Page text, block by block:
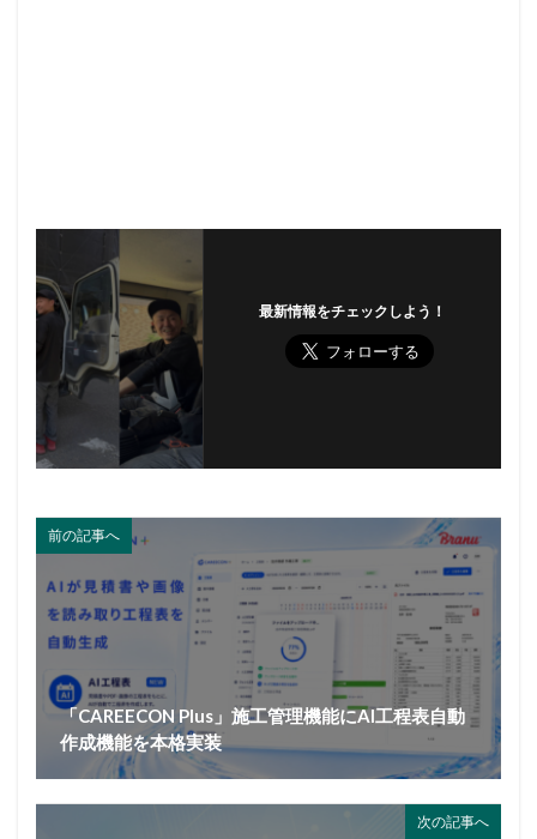
最新情報をチェックしよう！
前の記事へ
「CAREECON Plus」施工管理機能にAI工程表自動
作成機能を本格実装
次の記事へ